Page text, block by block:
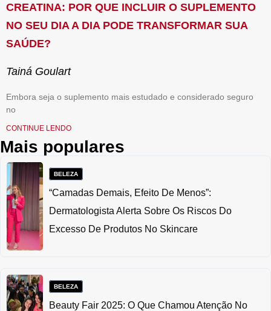
CREATINA: POR QUE INCLUIR O SUPLEMENTO
NO SEU DIA A DIA PODE TRANSFORMAR SUA
SAÚDE?
Tainá Goulart
Embora seja o suplemento mais estudado e considerado seguro
no
CONTINUE LENDO
Mais populares
BELEZA
“Camadas Demais, Efeito De Menos”:
Dermatologista Alerta Sobre Os Riscos Do
Excesso De Produtos No Skincare
BELEZA
Beauty Fair 2025: O Que Chamou Atenção No